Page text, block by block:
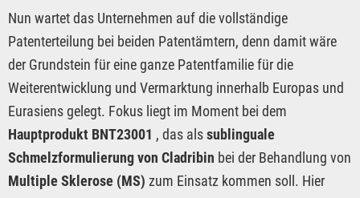
Nun wartet das Unternehmen auf die vollständige
Patenterteilung bei beiden Patentämtern, denn damit wäre
der Grundstein für eine ganze Patentfamilie für die
Weiterentwicklung und Vermarktung innerhalb Europas und
Eurasiens gelegt. Fokus liegt im Moment bei dem
Hauptprodukt BNT23001 , das alssublinguale
Schmelzformulierung von Cladribin bei der Behandlung von
Multiple Sklerose (MS) zum Einsatz kommen soll. Hier